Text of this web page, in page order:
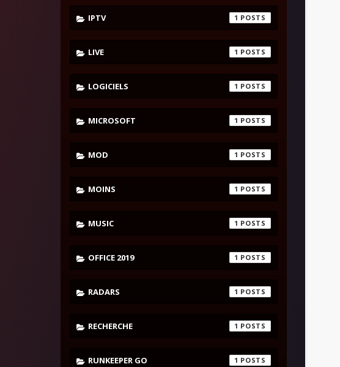
IPTV 1
LIVE 1
LOGICIELS 1
MICROSOFT 1
MOD 1
MOINS 1
MUSIC 1
OFFICE 2019 1
RADARS 1
RECHERCHE 1
RUNKEEPER GO 1